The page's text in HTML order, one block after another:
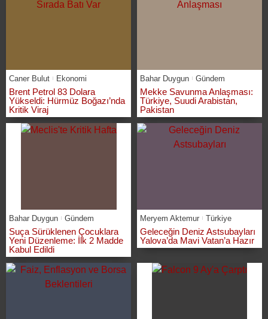
Caner Bulut Ekonomi
Brent Petrol 83 Dolara
Yükseldi: Hürmüz Boğazı’nda
Kritik Viraj
Bahar Duygun Gündem
Mekke Savunma Anlaşması:
Türkiye, Suudi Arabistan,
Pakistan
Bahar Duygun Gündem
Suça Sürüklenen Çocuklara
Yeni Düzenleme: İlk 2 Madde
Kabul Edildi
Meryem Aktemur Türkiye
Geleceğin Deniz Astsubayları
Yalova’da Mavi Vatan’a Hazır